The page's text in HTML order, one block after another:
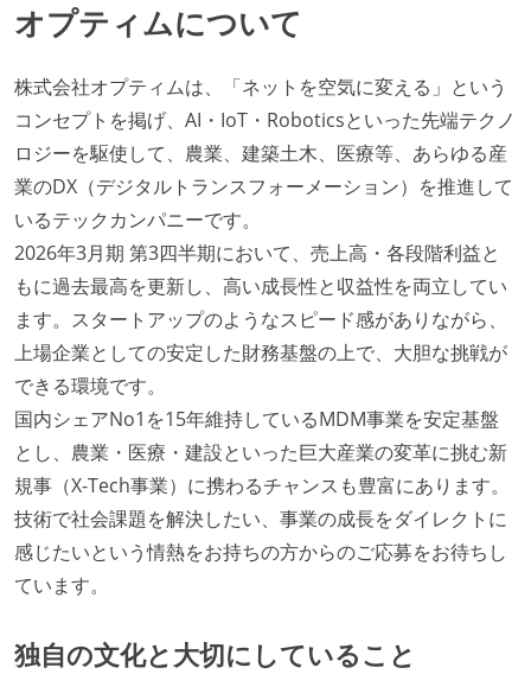
オプティムについて
株式会社オプティムは、「ネットを空気に変える」という
コンセプトを掲げ、AI・IoT・Roboticsといった先端テクノ
ロジーを駆使して、農業、建築土木、医療等、あらゆる産
業のDX（デジタルトランスフォーメーション）を推進して
いるテックカンパニーです。
2026年3月期 第3四半期において、売上高・各段階利益と
もに過去最高を更新し、高い成長性と収益性を両立してい
ます。スタートアップのようなスピード感がありながら、
上場企業としての安定した財務基盤の上で、大胆な挑戦が
できる環境です。
国内シェアNo1を15年維持しているMDM事業を安定基盤
とし、農業・医療・建設といった巨大産業の変革に挑む新
規事（X-Tech事業）に携わるチャンスも豊富にあります。
技術で社会課題を解決したい、事業の成長をダイレクトに
感じたいという情熱をお持ちの方からのご応募をお待ちし
ています。
独自の文化と大切にしていること